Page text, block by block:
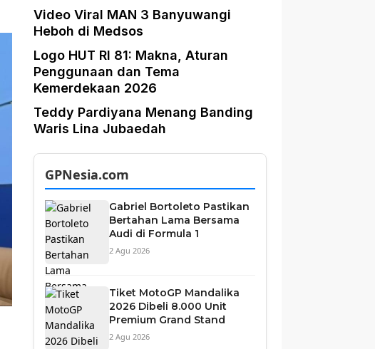
Video Viral MAN 3 Banyuwangi
Heboh di Medsos
Logo HUT RI 81: Makna, Aturan
Penggunaan dan Tema
Kemerdekaan 2026
Teddy Pardiyana Menang Banding
Waris Lina Jubaedah
GPNesia.com
Gabriel Bortoleto Pastikan
Bertahan Lama Bersama
Audi di Formula 1
2 Agu 2026
Tiket MotoGP Mandalika
2026 Dibeli 8.000 Unit
Premium Grand Stand
2 Agu 2026